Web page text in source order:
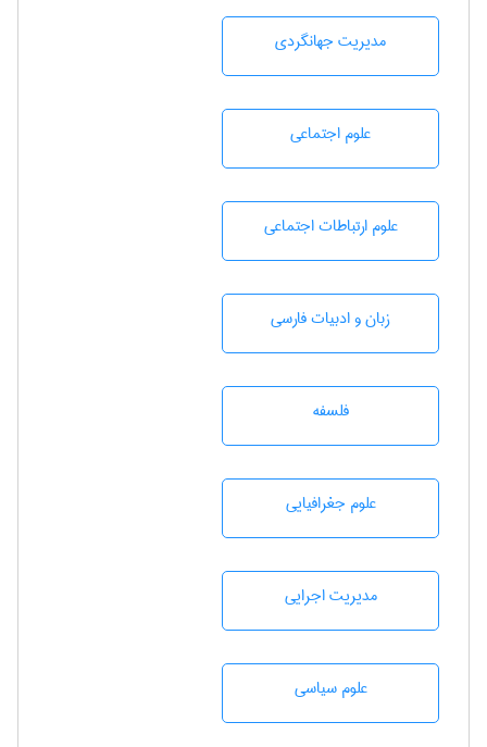
مديريت جهانگردی
علوم اجتماعی
علوم ارتباطات اجتماعی
زبان و ادبيات فارسی
فلسفه
علوم جغرافيايی
مديريت اجرايی
علوم سياسی